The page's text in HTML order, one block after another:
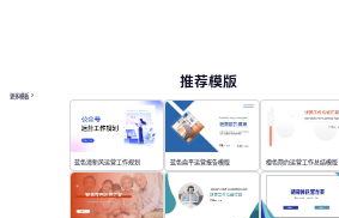
推荐模版
更多模板
蓝色清新风运营工作规划 蓝色扁平运营报告模版 橙色简约运营工作总结模版